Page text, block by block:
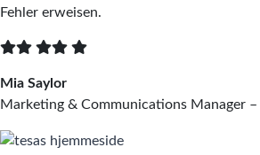
Fehler erweisen.
Mia Saylor
Marketing & Communications Manager